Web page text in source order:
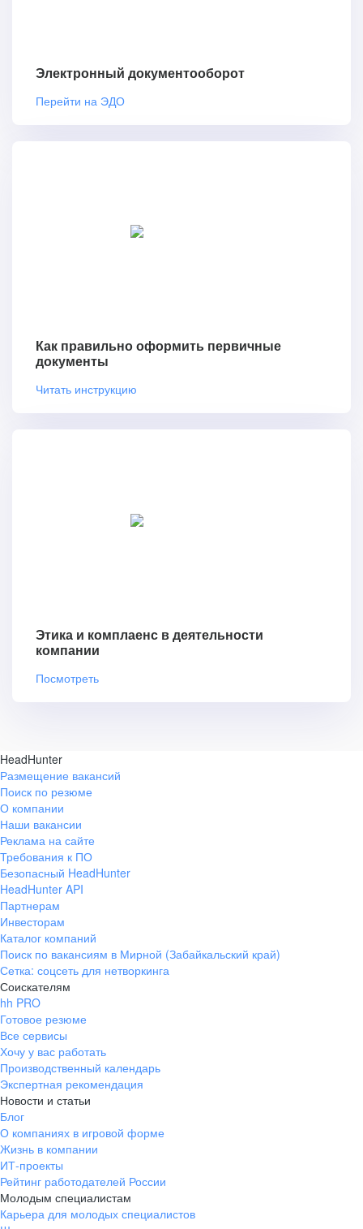
Электронный документооборот
Перейти на ЭДО
Как правильно оформить первичные
документы
Читать инструкцию
Этика и комплаенс в деятельности
компании
Посмотреть
HeadHunter
Размещение вакансий
Поиск по резюме
О компании
Наши вакансии
Реклама на сайте
Требования к ПО
Безопасный HeadHunter
HeadHunter API
Партнерам
Инвесторам
Каталог компаний
Поиск по вакансиям в Мирной (Забайкальский край)
Сетка: соцсеть для нетворкинга
Соискателям
hh PRO
Готовое резюме
Все сервисы
Хочу у вас работать
Производственный календарь
Экспертная рекомендация
Новости и статьи
Блог
О компаниях в игровой форме
Жизнь в компании
ИТ-проекты
Рейтинг работодателей России
Молодым специалистам
Карьера для молодых специалистов